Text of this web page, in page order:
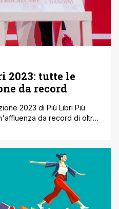
2023: tutte le
da record
2023 di Più Libri Più
da record di oltre
successo ha contribuito
dei [']